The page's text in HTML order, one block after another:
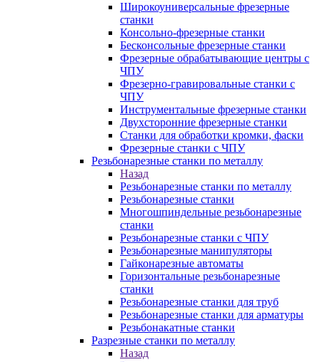
Широкоуниверсальные фрезерные
станки
Консольно-фрезерные станки
Бесконсольные фрезерные станки
Фрезерные обрабатывающие центры с
ЧПУ
Фрезерно-гравировальные станки с
ЧПУ
Инструментальные фрезерные станки
Двухсторонние фрезерные станки
Станки для обработки кромки, фаски
Фрезерные станки с ЧПУ
Резьбонарезные станки по металлу
Назад
Резьбонарезные станки по металлу
Резьбонарезные станки
Многошпиндельные резьбонарезные
станки
Резьбонарезные станки с ЧПУ
Резьбонарезные манипуляторы
Гайконарезные автоматы
Горизонтальные резьбонарезные
станки
Резьбонарезные станки для труб
Резьбонарезные станки для арматуры
Резьбонакатные станки
Разрезные станки по металлу
Назад